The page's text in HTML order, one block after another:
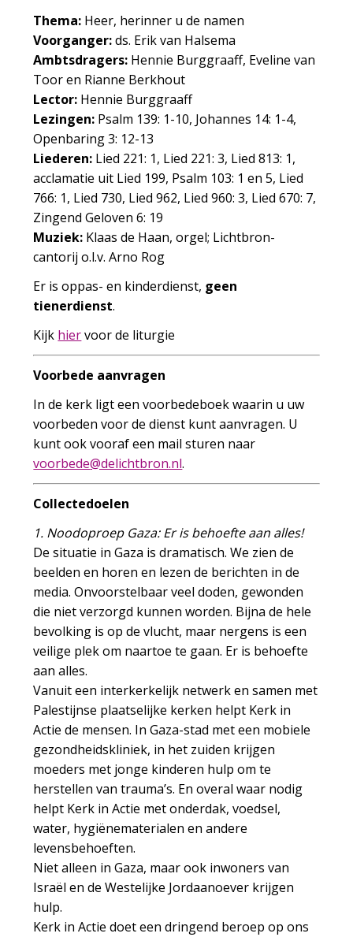
Thema: Heer, herinner u de namen
Voorganger:ds. Erik van Halsema
Ambtsdragers: Hennie Burggraaff, Eveline van
Toor en Rianne Berkhout
Lector: Hennie Burggraaff
Lezingen: Psalm 139: 1-10, Johannes 14: 1-4,
Openbaring 3: 12-13
Liederen: Lied 221: 1, Lied 221: 3, Lied 813: 1,
acclamatie uit Lied 199, Psalm 103: 1 en 5, Lied
766: 1, Lied 730, Lied 962, Lied 960: 3, Lied 670: 7,
Zingend Geloven 6: 19
Muziek: Klaas de Haan, orgel; Lichtbron-
cantorij o.l.v. Arno Rog
Er is oppas- en kinderdienst, geen
tienerdienst.
Kijk hiervoor de liturgie
Voorbede aanvragen
In de kerk ligt een voorbedeboek waarin u uw
voorbeden voor de dienst kunt aanvragen. U
kunt ook vooraf een mail sturen naar
ln.no
rbthc
iled@
edebr
oov .
Collectedoelen
1. Noodoproep Gaza: Er is behoefte aan alles!
De situatie in Gaza is dramatisch. We zien de
beelden en horen en lezen de berichten in de
media. Onvoorstelbaar veel doden, gewonden
die niet verzorgd kunnen worden. Bijna de hele
bevolking is op de vlucht, maar nergens is een
veilige plek om naartoe te gaan. Er is behoefte
aan alles.
Vanuit een interkerkelijk netwerk en samen met
Palestijnse plaatselijke kerken helpt Kerk in
Actie de mensen. In Gaza-stad met een mobiele
gezondheidskliniek, in het zuiden krijgen
moeders met jonge kinderen hulp om te
herstellen van trauma’s. En overal waar nodig
helpt Kerk in Actie met onderdak, voedsel,
water, hygiënematerialen en andere
levensbehoeften.
Niet alleen in Gaza, maar ook inwoners van
Israël en de Westelijke Jordaanoever krijgen
hulp.
Kerk in Actie doet een dringend beroep op ons